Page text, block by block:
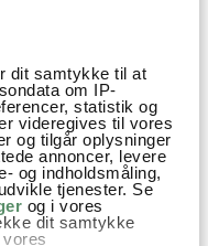
dit samtykke til at
om IP-
statistik og
videregives til vores
og tilgår oplysninger
annoncer, levere
og indholdsmåling,
tjenester. Se
og i vores
dit samtykke
Tusind tak for din